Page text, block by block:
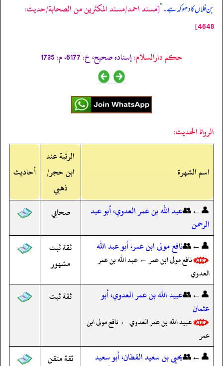
بن فلاں کا دھوکہ ہے۔“[مسند احمد/مسند المكثرين من الصحابة/حدیث:
4648]
حکم دارالسلام:إسناده صحيح، خ: 6177، م: 1735
الرواة الحديث:
اسم الشهرة
الرتبة عند
ابن حجر/
ذهبي
أحاديث
👤←👥عبد الله بن عمر العدوي، أبو عبد
الرحمن
صحابي
👤←👥نافع مولى ابن عمر، أبو عبد الله
نافع مولى ابن عمر ← عبد الله بن عمر
العدوي
ثقة ثبت
مشهور
👤←👥عبيد الله بن عمر العدوي، أبو
عثمان
عبيد الله بن عمر العدوي ← نافع مولى ابن
عمر
ثقة ثبت
👤←👥يحيى بن سعيد القطان، أبو سعيد ثقة متقن